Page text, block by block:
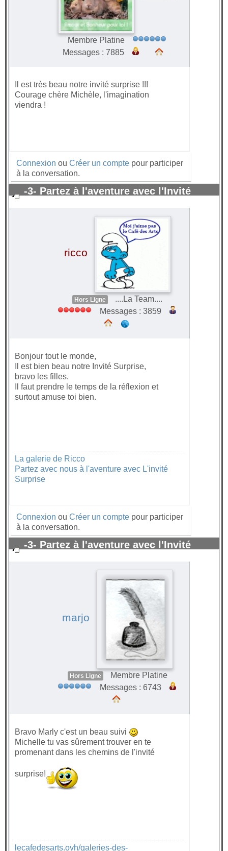
Membre Platine
Messages : 7885
Il est très beau notre invité surprise !!!
Courage chère Michèle, l'imagination
viendra !
Connexion ou Créer un compte pour participer
à la conversation.
-3- Partez à l'aventure avec l'Invité
ricco
Hors Ligne
....La Team....
Messages : 3859
Bonjour tout le monde,
Il est bien beau notre Invité Surprise,
bravo les filles.
Il faut prendre le temps de la réflexion et
surtout amuse toi bien.
La galerie de Ricco
Partez avec nous à l'aventure avec L'invité
Surprise
Connexion ou Créer un compte pour participer
à la conversation.
-3- Partez à l'aventure avec l'Invité
marjo
Hors Ligne
Membre Platine
Messages : 6743
Bravo Marly c'est un beau suivi
Michelle tu vas sûrement trouver en te
promenant dans les chemins de l'invité
surprise!
lecafedesarts.ovh/galeries-des-